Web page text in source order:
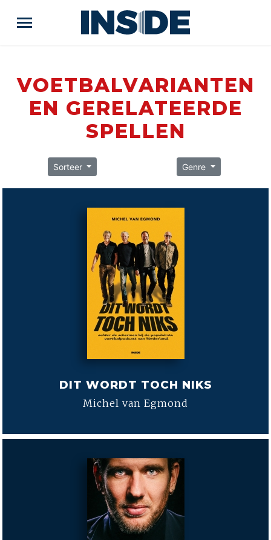
VOETBALVARIANTEN
EN GERELATEERDE
SPELLEN
Sorteer Genre
DIT WORDT TOCH NIKS
Michel van Egmond